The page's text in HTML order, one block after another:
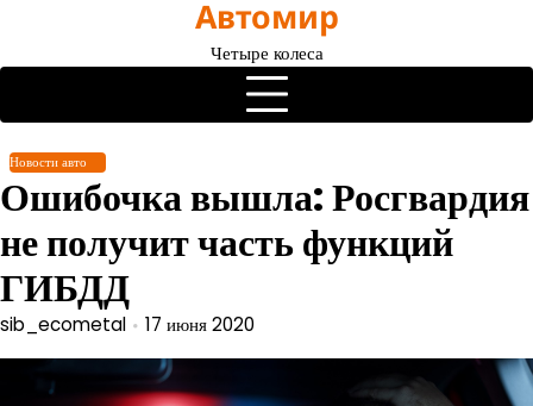
содержимому
Автомир
Четыре колеса
Новости авто
Ошибочка вышла: Росгвардия
не получит часть функций
ГИБДД
sib_ecometal 17 июня 2020